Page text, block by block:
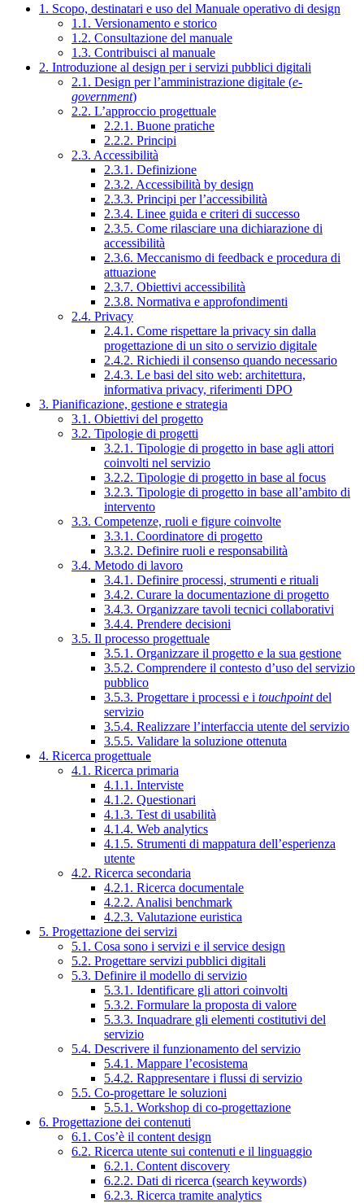
1. Scopo, destinatari e uso del Manuale operativo di design
1.1. Versionamento e storico
1.2. Consultazione del manuale
1.3. Contribuisci al manuale
2. Introduzione al design per i servizi pubblici digitali
2.1. Design per l’amministrazione digitale (e-
government)
2.2. L’approccio progettuale
2.2.1. Buone pratiche
2.2.2. Principi
2.3. Accessibilità
2.3.1. Definizione
2.3.2. Accessibilità by design
2.3.3. Principi per l’accessibilità
2.3.4. Linee guida e criteri di successo
2.3.5. Come rilasciare una dichiarazione di
accessibilità
2.3.6. Meccanismo di feedback e procedura di
attuazione
2.3.7. Obiettivi accessibilità
2.3.8. Normativa e approfondimenti
2.4. Privacy
2.4.1. Come rispettare la privacy sin dalla
progettazione di un sito o servizio digitale
2.4.2. Richiedi il consenso quando necessario
2.4.3. Le basi del sito web: architettura,
informativa privacy, riferimenti DPO
3. Pianificazione, gestione e strategia
3.1. Obiettivi del progetto
3.2. Tipologie di progetti
3.2.1. Tipologie di progetto in base agli attori
coinvolti nel servizio
3.2.2. Tipologie di progetto in base al focus
3.2.3. Tipologie di progetto in base all’ambito di
intervento
3.3. Competenze, ruoli e figure coinvolte
3.3.1. Coordinatore di progetto
3.3.2. Definire ruoli e responsabilità
3.4. Metodo di lavoro
3.4.1. Definire processi, strumenti e rituali
3.4.2. Curare la documentazione di progetto
3.4.3. Organizzare tavoli tecnici collaborativi
3.4.4. Prendere decisioni
3.5. Il processo progettuale
3.5.1. Organizzare il progetto e la sua gestione
3.5.2. Comprendere il contesto d’uso del servizio
pubblico
3.5.3. Progettare i processi e i touchpointdel
servizio
3.5.4. Realizzare l’interfaccia utente del servizio
3.5.5. Validare la soluzione ottenuta
4. Ricerca progettuale
4.1. Ricerca primaria
4.1.1. Interviste
4.1.2. Questionari
4.1.3. Test di usabilità
4.1.4. Web analytics
4.1.5. Strumenti di mappatura dell’esperienza
utente
4.2. Ricerca secondaria
4.2.1. Ricerca documentale
4.2.2. Analisi benchmark
4.2.3. Valutazione euristica
5. Progettazione dei servizi
5.1. Cosa sono i servizi e il service design
5.2. Progettare servizi pubblici digitali
5.3. Definire il modello di servizio
5.3.1. Identificare gli attori coinvolti
5.3.2. Formulare la proposta di valore
5.3.3. Inquadrare gli elementi costitutivi del
servizio
5.4. Descrivere il funzionamento del servizio
5.4.1. Mappare l’ecosistema
5.4.2. Rappresentare i flussi di servizio
5.5. Co-progettare le soluzioni
5.5.1. Workshop di co-progettazione
6. Progettazione dei contenuti
6.1. Cos’è il content design
6.2. Ricerca utente sui contenuti e il linguaggio
6.2.1. Content discovery
6.2.2. Dati di ricerca (search keywords)
6.2.3. Ricerca tramite analytics